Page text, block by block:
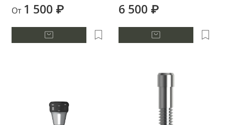
От 1 500 ₽ 6 500 ₽